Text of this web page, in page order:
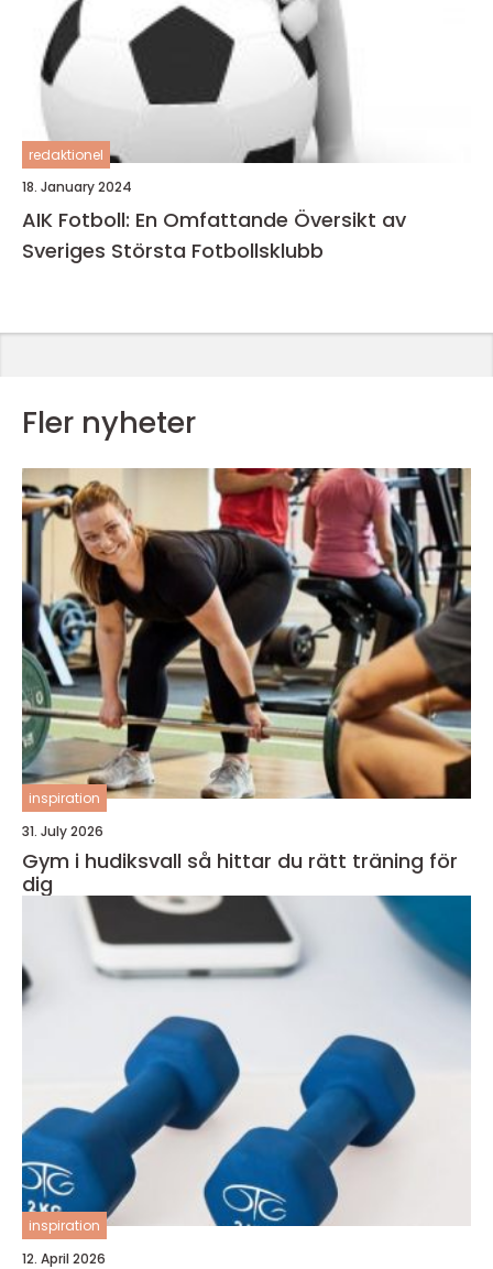
redaktionel
18. January 2024
AIK Fotboll: En Omfattande Översikt av
Sveriges Största Fotbollsklubb
Fler nyheter
inspiration
31. July 2026
Gym i hudiksvall så hittar du rätt träning för
dig
inspiration
12. April 2026